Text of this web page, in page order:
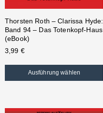
Thorsten Roth – Clarissa Hyde:
Band 94 – Das Totenkopf-Haus
(eBook)
3,99 €
Ausführung wählen